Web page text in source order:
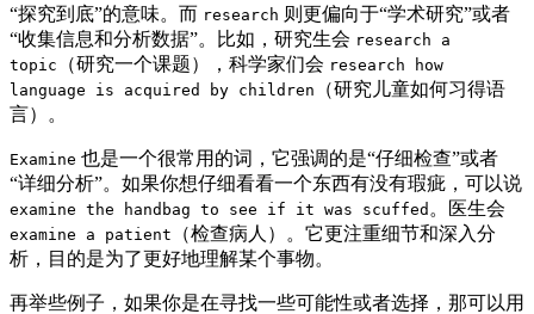
“探究到底”的意味。而 research 则更偏向于“学术研究”或者
“收集信息和分析数据”。比如，研究生会 research a
topic
（研究一个课题），科学家们会 research how
language is acquired by children
（研究儿童如何习得语
言）。
Examine 也是一个很常用的词，它强调的是“仔细检查”或者
“详细分析”。如果你想仔细看看一个东西有没有瑕疵，可以说
examine the handbag to see if it was scuffed 。医生会
examine a patient
（检查病人）。它更注重细节和深入分
析，目的是为了更好地理解某个事物。
再举些例子，如果你是在寻找一些可能性或者选择，那可以用